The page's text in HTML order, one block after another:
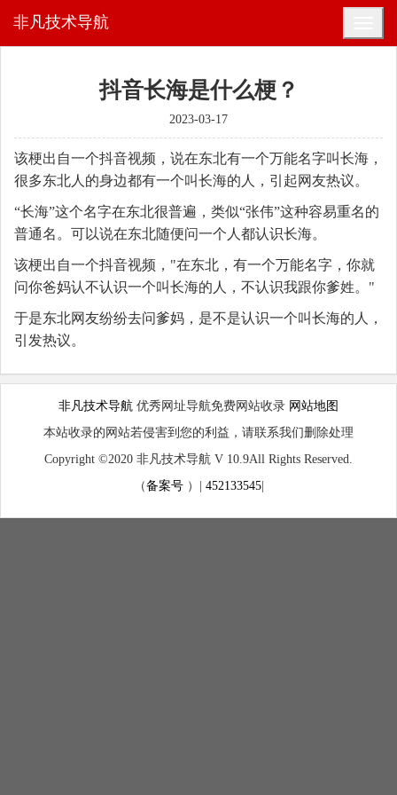
非凡技术导航
抖音长海是什么梗？
2023-03-17
该梗出自一个抖音视频，说在东北有一个万能名字叫长海，
很多东北人的身边都有一个叫长海的人，引起网友热议。
“长海”这个名字在东北很普遍，类似“张伟”这种容易重名的
普通名。可以说在东北随便问一个人都认识长海。
该梗出自一个抖音视频，"在东北，有一个万能名字，你就
问你爸妈认不认识一个叫长海的人，不认识我跟你爹姓。"
于是东北网友纷纷去问爹妈，是不是认识一个叫长海的人，
引发热议。
非凡技术导航 优秀网址导航免费网站收录 网站地图
本站收录的网站若侵害到您的利益，请联系我们删除处理
Copyright ©2020 非凡技术导航 V 10.9All Rights Reserved.
（备案号）| 452133545|